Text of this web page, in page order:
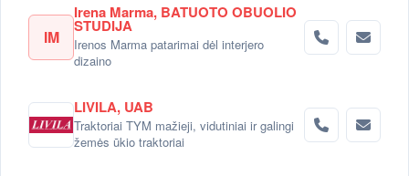
IM
Irena Marma, BATUOTO OBUOLIO
STUDIJA
Irenos Marma patarimai dėl interjero
dizaino
LIVILA, UAB
Traktoriai TYM mažieji, vidutiniai ir galingi
žemės ūkio traktoriai